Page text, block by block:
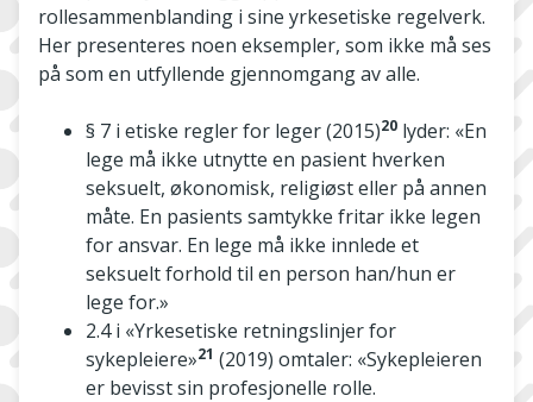
rollesammenblanding i sine yrkesetiske regelverk.
Her presenteres noen eksempler, som ikke må ses
på som en utfyllende gjennomgang av alle.
§ 7 i etiske regler for leger (2015)20 lyder: «En
lege må ikke utnytte en pasient hverken
seksuelt, økonomisk, religiøst eller på annen
måte. En pasients samtykke fritar ikke legen
for ansvar. En lege må ikke innlede et
seksuelt forhold til en person han/hun er
lege for.»
2.4 i «Yrkesetiske retningslinjer for
sykepleiere»21 (2019) omtaler: «Sykepleieren
er bevisst sin profesjonelle rolle.